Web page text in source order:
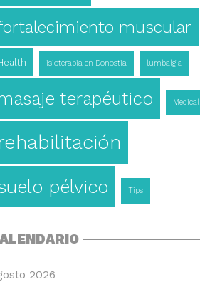
muscular
isioterapia en Donostia lumbalgia
terapéutico Medical
pélvico Tips
2026